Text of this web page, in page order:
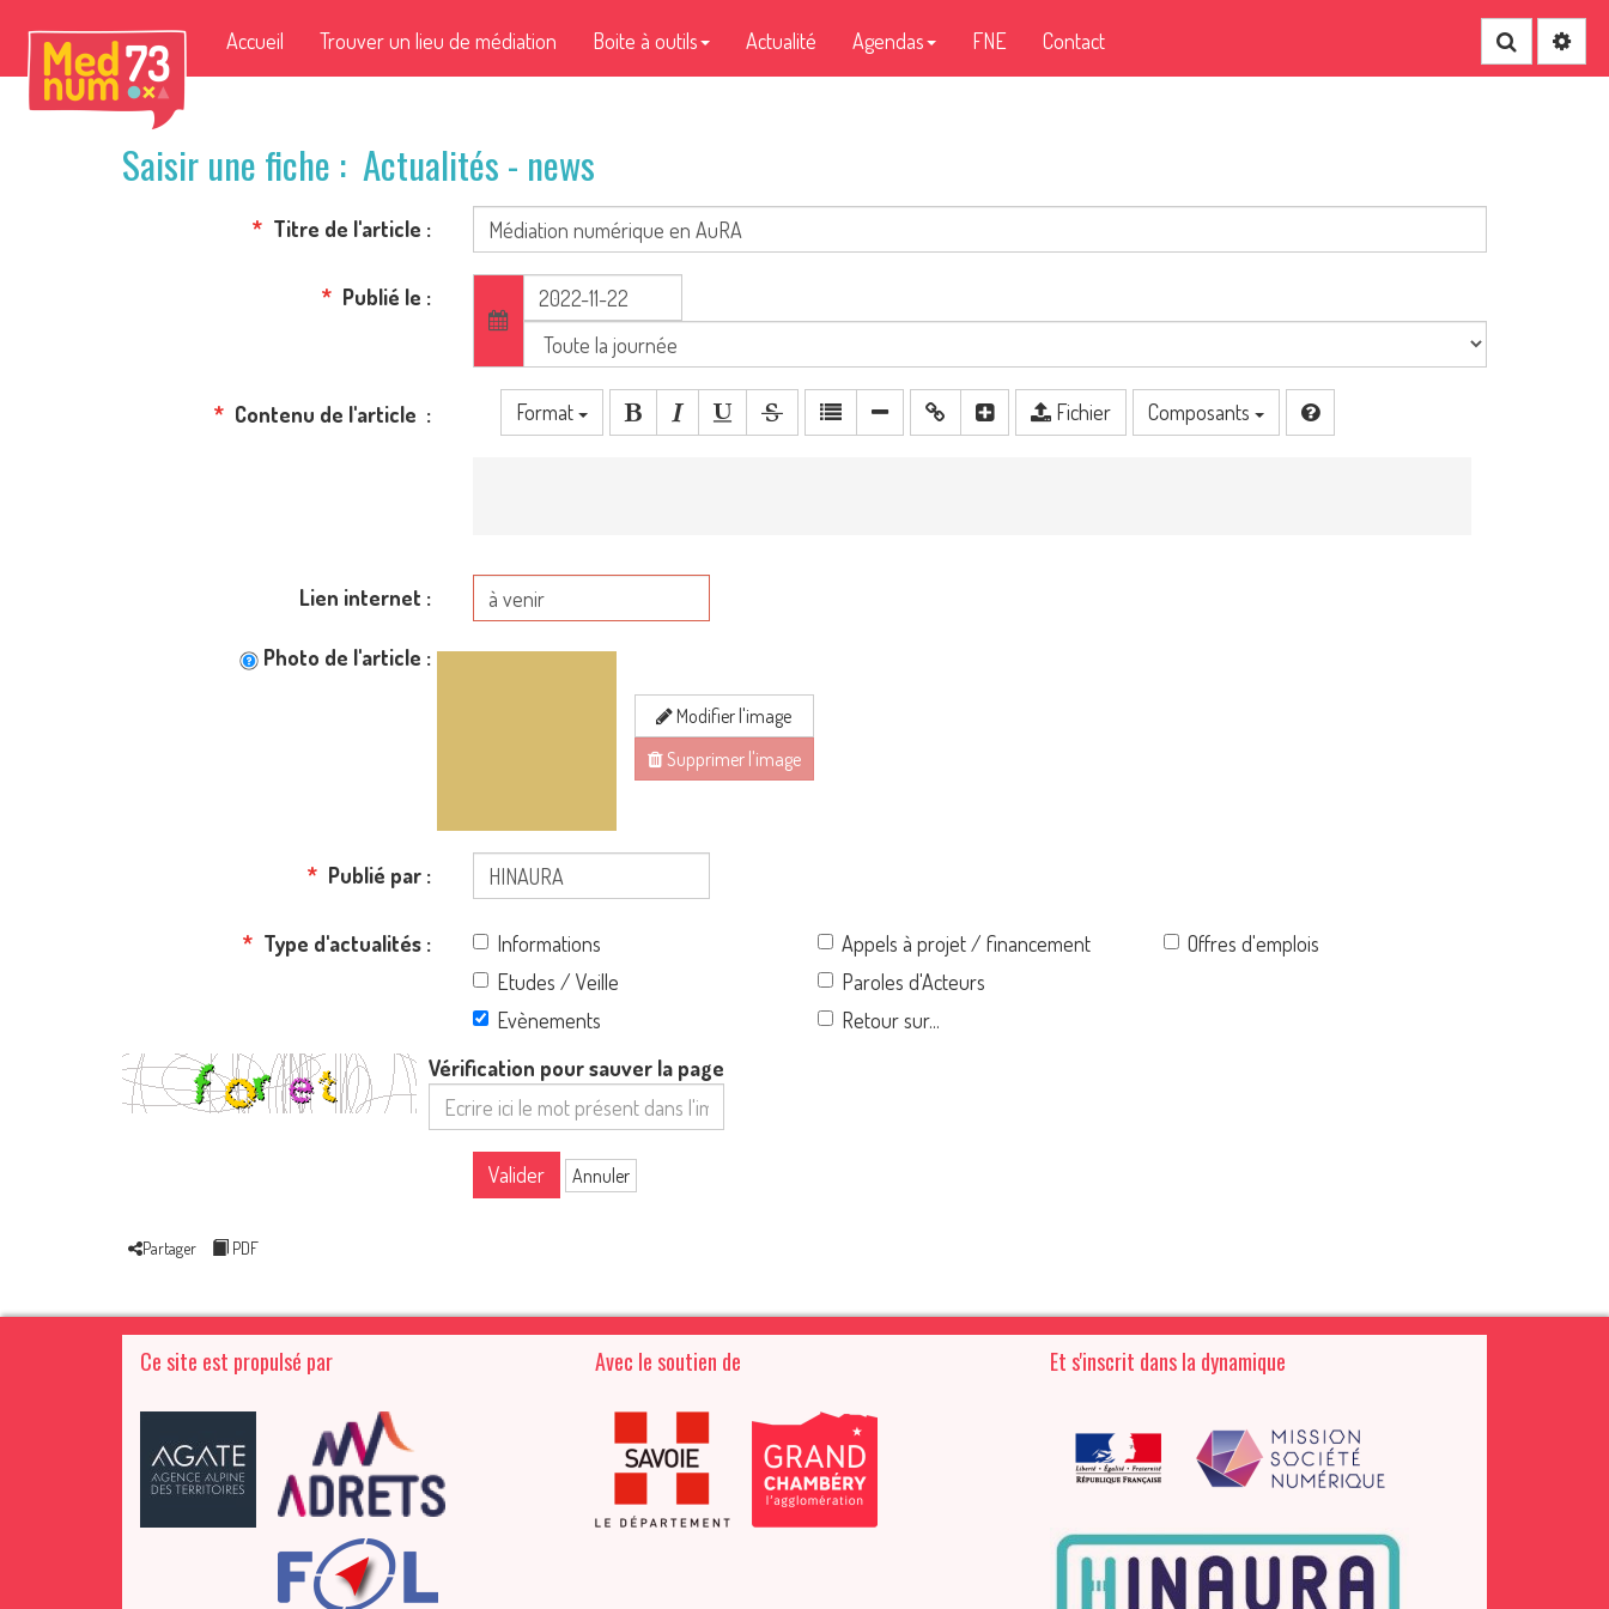
Accueil Trouver un lieu de médiation Boite à outils Actualité Agendas FNE Contact
Saisir une fiche : Actualités - news
Titre de l'article
Publié le
Contenu de l'article Format Fichier Composants
Lien internet
Photo de l'article
Modifier l'image
Supprimer l'image
Publié par
Type d'actualités
Informations
Etudes / Veille
Evènements
Appels à projet / financement
Paroles d'Acteurs
Retour sur...
Offres d'emplois
Vérification pour sauver la page
Valider Annuler
Partager PDF
Ce site est propulsé par Avec le soutien de Et s'inscrit dans la dynamique